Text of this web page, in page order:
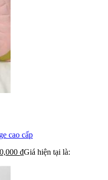
cao cấp
₫Giá hiện tại là: